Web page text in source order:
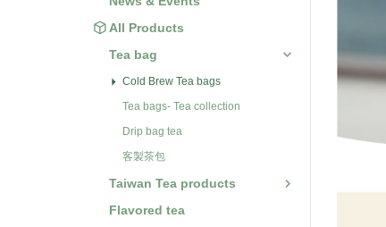
All Products
Tea bag
Cold Brew Tea bags
Tea bags- Tea collection
Drip bag tea
客製茶包
Taiwan Tea products
Flavored tea